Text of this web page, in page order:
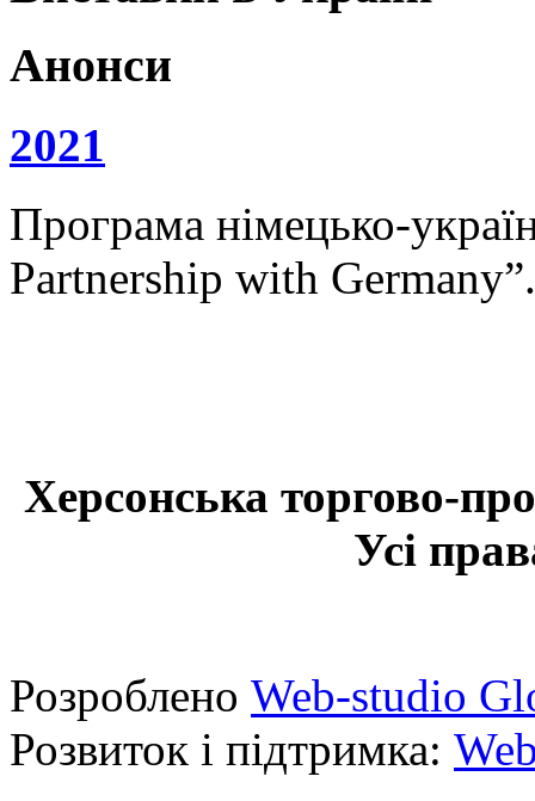
Анонси
2021
Програма німецько-
Partnership with
Херсонська торгово-
Усі
Розроблено Web-studio
Розвиток і підтримка: